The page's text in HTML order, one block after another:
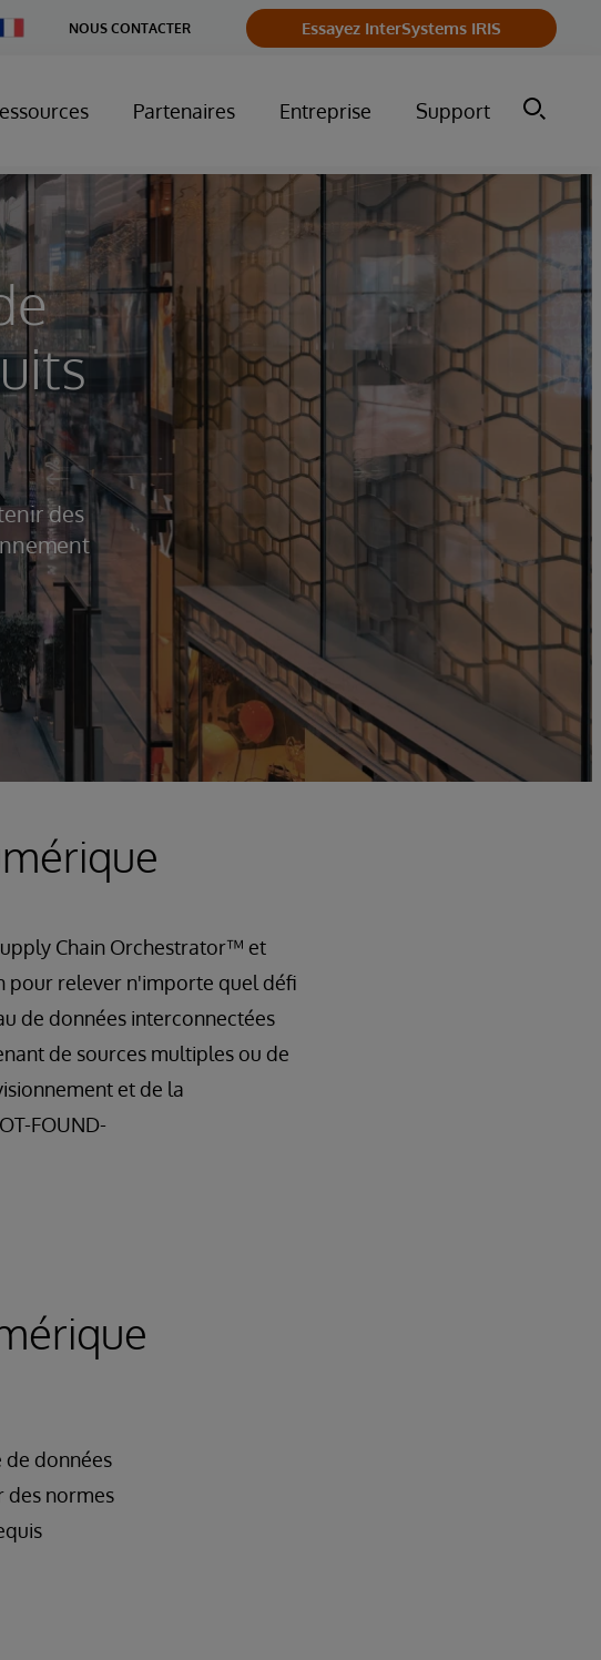
NOUS CONTACTER Essayez InterSystems IRIS
Partenaires Entreprise Support
des
Chain Orchestrator™ et
pour relever n'importe quel défi
de données interconnectées
de sources multiples ou de
et de la
FOUND-
données
des normes